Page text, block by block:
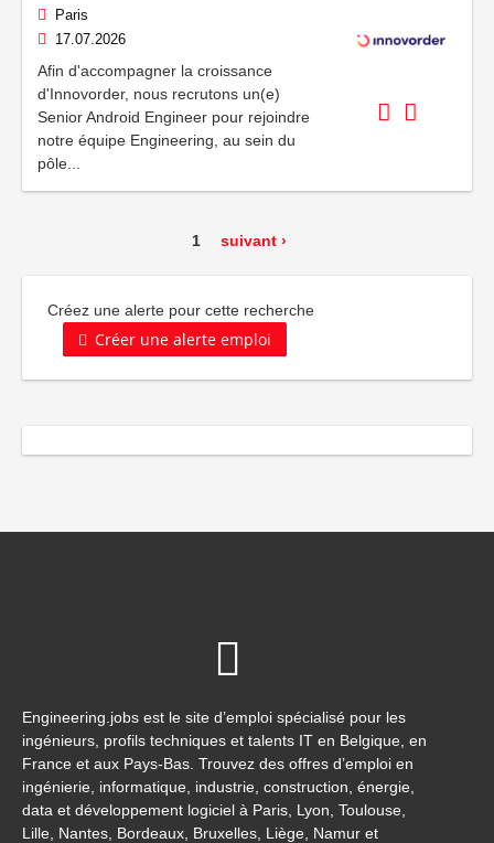
Paris
17.07.2026
Afin d'accompagner la croissance
d'Innovorder, nous recrutons un(e)
Senior Android Engineer pour rejoindre
notre équipe Engineering, au sein du
pôle...
1 suivant ›
Créez une alerte pour cette recherche
Créer une alerte emploi
Engineering.jobs est le site d’emploi spécialisé pour les
ingénieurs, profils techniques et talents IT en Belgique, en
France et aux Pays-Bas. Trouvez des offres d’emploi en
ingénierie, informatique, industrie, construction, énergie,
data et développement logiciel à Paris, Lyon, Toulouse,
Lille, Nantes, Bordeaux, Bruxelles, Liège, Namur et